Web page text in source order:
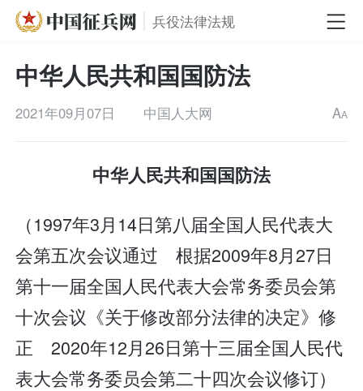
兵役法律法规
中华人民共和国国防法
2021年09月07日 中国人大网 AA
中华人民共和国国防法
（1997年3月14日第八届全国人民代表大
会第五次会议通过 根据2009年8月27日
第十一届全国人民代表大会常务委员会第
十次会议《关于修改部分法律的决定》修
正 2020年12月26日第十三届全国人民代
表大会常务委员会第二十四次会议修订）